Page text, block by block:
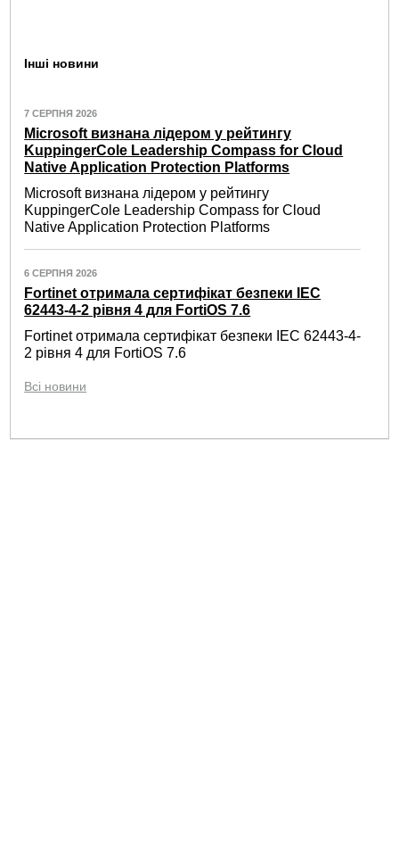
Інші новини
7 СЕРПНЯ 2026
Microsoft визнана лідером у рейтингу
KuppingerCole Leadership Compass for Cloud
Native Application Protection Platforms
Microsoft визнана лідером у рейтингу
KuppingerCole Leadership Compass for Cloud
Native Application Protection Platforms
6 СЕРПНЯ 2026
Fortinet отримала сертифікат безпеки IEC
62443-4-2 рівня 4 для FortiOS 7.6
Fortinet отримала сертифікат безпеки IEC 62443-4-
2 рівня 4 для FortiOS 7.6
Всі новини